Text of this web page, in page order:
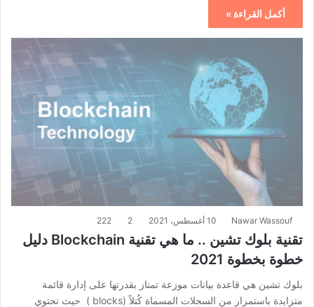
أكمل القراءة »
Nawar Wassouf 10 أغسطس، 2021 2
222
تقنية بلوك تشين .. ما هي تقنية Blockchain دليل
خطوة بخطوة 2021
بلوك تشين هي قاعدة بيانات موزعة تمتاز بقدرتها على إدارة قائمة
متزايدة باستمرار من السجلات المسماة كُتلاً (blocks ) حيث تحتوي